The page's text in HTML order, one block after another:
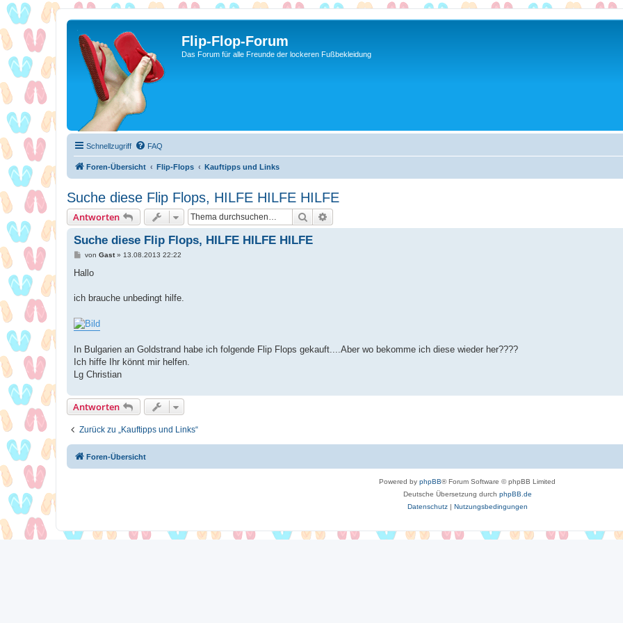
Flip-Flop-Forum
Das Forum für alle Freunde der lockeren Fußbekleidung
Schnellzugriff FAQ
Foren-Übersicht Flip-Flops Kauftipps und Links
Suche diese Flip Flops, HILFE HILFE HILFE
Antworten Suche
Suche diese Flip Flops, HILFE HILFE HILFE
B
i
a
von Gast» 13.08.2013 22:22
Hallo
ich brauche unbedingt hilfe.
In Bulgarien an Goldstrand habe ich folgende Flip Flops gekauft....Aber wo bekomme ich diese wieder her????
Ich hiffe Ihr könnt mir helfen.
Lg Christian
Antworten
Zurück zu „Kauftipps und Links“
Foren-Übersicht
Powered by phpBB® Forum Software © phpBB Limited
Deutsche Übersetzung durch phpBB.de
Datenschutz| Nutzungsbedingungen